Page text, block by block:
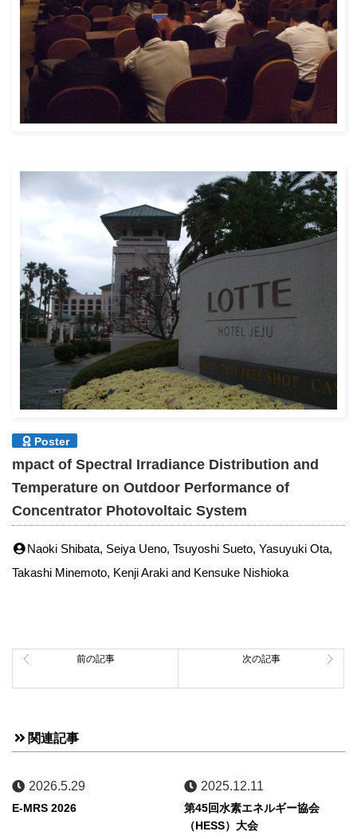
Poster
mpact of Spectral Irradiance Distribution and
Temperature on Outdoor Performance of
Concentrator Photovoltaic System
Naoki Shibata, Seiya Ueno, Tsuyoshi Sueto, Yasuyuki Ota,
Takashi Minemoto, Kenji Araki and Kensuke Nishioka
前の記事 次の記事
関連記事
2026.5.29
E-MRS 2026
2025.12.11
第45回水素エネルギー協会
（HESS）大会